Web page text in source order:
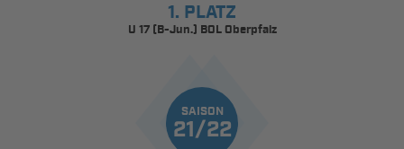
1. PLATZ
U 17 (B-Jun.) BOL Oberpfalz
SAISON
21/22